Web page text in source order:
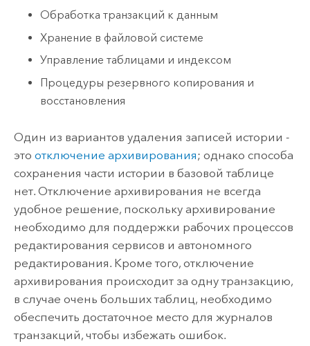
Обработка транзакций к данным
Хранение в файловой системе
Управление таблицами и индексом
Процедуры резервного копирования и
восстановления
Один из вариантов удаления записей истории -
это отключение архивирования; однако способа
сохранения части истории в базовой таблице
нет. Отключение архивирования не всегда
удобное решение, поскольку архивирование
необходимо для поддержки рабочих процессов
редактирования сервисов и автономного
редактирования. Кроме того, отключение
архивирования происходит за одну транзакцию,
в случае очень больших таблиц, необходимо
обеспечить достаточное место для журналов
транзакций, чтобы избежать ошибок.